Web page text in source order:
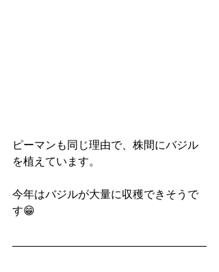
ピーマンも同じ理由で、株間にバジル
を植えています。
今年はバジルが大量に収穫できそうで
す😁